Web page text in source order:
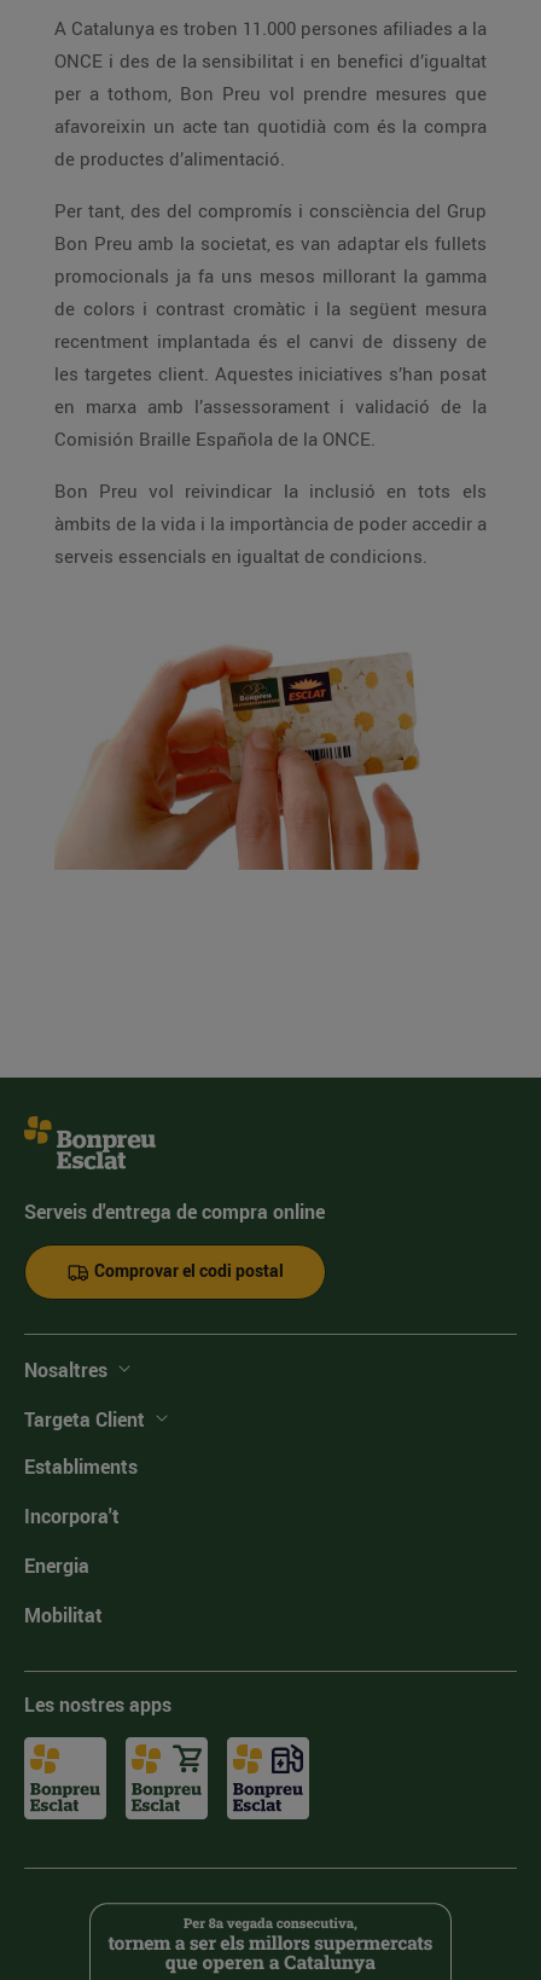
A Catalunya es troben 11.000 persones afiliades a la
ONCE i des de la sensibilitat i en benefici d’igualtat
per a tothom, Bon Preu vol prendre mesures que
afavoreixin un acte tan quotidià com és la compra
de productes d’alimentació.
Per tant, des del compromís i consciència del Grup
Bon Preu amb la societat, es van adaptar els fullets
promocionals ja fa uns mesos millorant la gamma
de colors i contrast cromàtic i la següent mesura
recentment implantada és el canvi de disseny de
les targetes client. Aquestes iniciatives s’han posat
en marxa amb l’assessorament i validació de la
Comisión Braille Española de la ONCE.
Bon Preu vol reivindicar la inclusió en tots els
àmbits de la vida i la importància de poder accedir a
serveis essencials en igualtat de condicions.
Serveis d'entrega de compra online
Comprovar el codi postal
Nosaltres
Targeta Client
Establiments
Incorpora't
Energia
Mobilitat
Les nostres apps